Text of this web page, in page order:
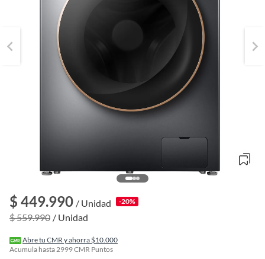
$ 449.990 / Unidad -20%
$ 559.990 / Unidad
Abre tu CMR y ahorra $10.000
Acumula hasta2999CMR Puntos
r
I